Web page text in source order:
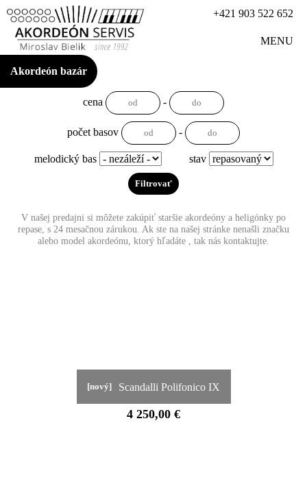
+421 903 522 652
MENU
Akordeón bazár
cena -
počet basov -
melodický bas stav
V našej predajni si môžete zakúpiť staršie akordeóny a heligónky po
repase, s 24 mesačnou zárukou. Ak ste na našej stránke nenašli značku
alebo model akordeónu, ktorý hľadáte , tak nás kontaktujte.
[nový] Scandalli Polifonico IX
4 250,00 €